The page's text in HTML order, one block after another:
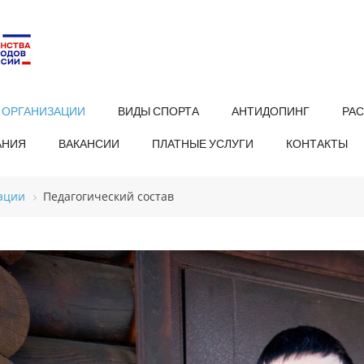
ВИДЫ СПОРТА АНТИДОПИНГ
ВАКАНСИИ ПЛАТНЫЕ УСЛУГИ КОНТАКТЫ
Педагогический состав